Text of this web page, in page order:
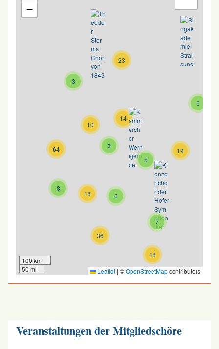
36
6
7
16
6
3
16
8
10
64
3
14
23
5
19
−
100 km
50 mi
Leaflet | ©OpenStreetMapcontributors
Veranstaltungen der Mitgliedschöre